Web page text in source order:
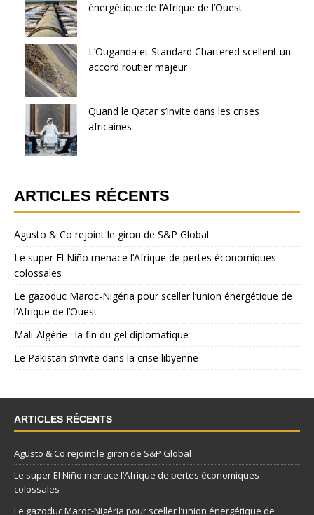
énergétique de l’Afrique de l’Ouest
L’Ouganda et Standard Chartered scellent un
accord routier majeur
Quand le Qatar s’invite dans les crises
africaines
ARTICLES RÉCENTS
Agusto & Co rejoint le giron de S&P Global
Le super El Niño menace l’Afrique de pertes économiques
colossales
Le gazoduc Maroc-Nigéria pour sceller l’union énergétique de
l’Afrique de l’Ouest
Mali-Algérie : la fin du gel diplomatique
Le Pakistan s’invite dans la crise libyenne
ARTICLES RÉCENTS
Agusto & Co rejoint le giron de S&P Global
Le super El Niño menace l’Afrique de pertes économiques
colossales
Le gazoduc Maroc-Nigéria pour sceller l’union énergétique de